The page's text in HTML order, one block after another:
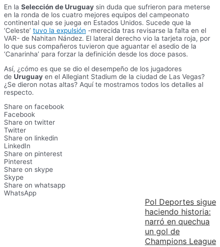
En la Selección de Uruguay sin duda que sufrieron para meterse
en la ronda de los cuatro mejores equipos del campeonato
continental que se juega en Estados Unidos. Sucede que la
‘Celeste’ tuvo la expulsión -merecida tras revisarse la falta en el
VAR- de Nahitan Nández. El lateral derecho vio la tarjeta roja, por
lo que sus compañeros tuvieron que aguantar el asedio de la
‘Canarinha’ para forzar la definición desde los doce pasos.
Así, ¿cómo es que se dio el desempeño de los jugadores
de Uruguay en el Allegiant Stadium de la ciudad de Las Vegas?
¿Se dieron notas altas? Aquí te mostramos todos los detalles al
respecto.
Share on facebook
Facebook
Share on twitter
Twitter
Share on linkedin
LinkedIn
Share on pinterest
Pinterest
Share on skype
Skype
Share on whatsapp
WhatsApp
Pol Deportes sigue
haciendo historia:
narró en quechua
un gol de
Champions League